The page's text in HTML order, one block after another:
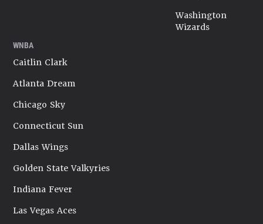
Washington
Wizards
WNBA
Caitlin Clark
Atlanta Dream
Chicago Sky
Connecticut Sun
Dallas Wings
Golden State Valkyries
Indiana Fever
Las Vegas Aces